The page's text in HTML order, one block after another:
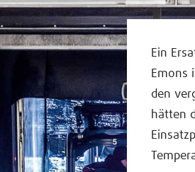
Ein
Emons
den
hätten